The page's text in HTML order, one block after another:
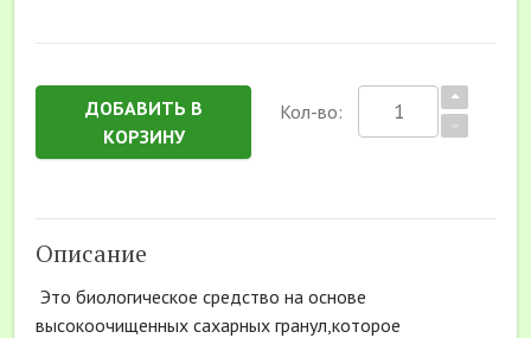
ДОБАВИТЬ В
КОРЗИНУ
Кол-во:
Описание
Это биологическое средство на основе
высокоочищенных сахарных гранул,которое